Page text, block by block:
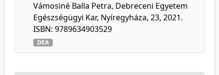
Vámosiné Balla Petra, Debreceni Egyetem
Egészségügyi Kar, Nyíregyháza, 23, 2021.
ISBN: 9789634903529
DEA